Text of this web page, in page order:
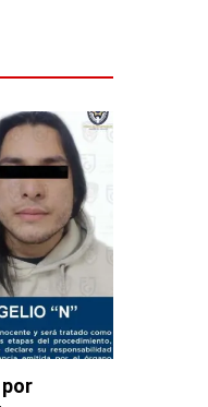
por